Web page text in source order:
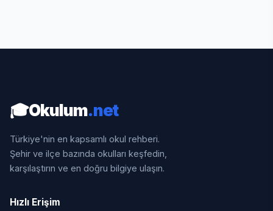
🎓Okulum.net
Türkiye'nin en kapsamlı okul rehberi.
Şehir ve ilçe bazında okulları keşfedin,
karşılaştırın ve en doğru bilgiye ulaşın.
Hızlı Erişim